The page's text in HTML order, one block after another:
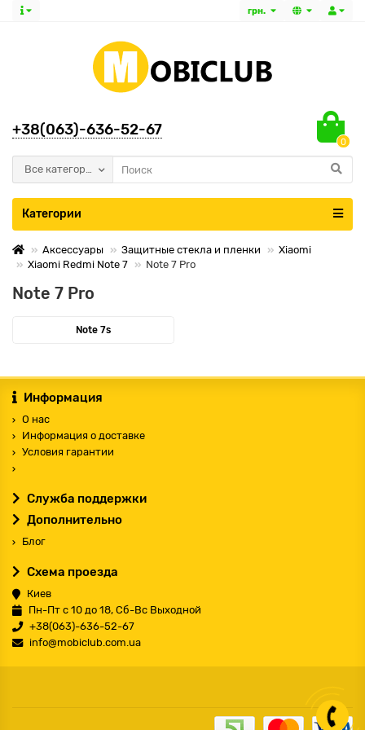
грн.
+38(063)-636-52-67
0
Все категории
Категории
Аксессуары Защитные стекла и пленки
Xiaomi
Xiaomi Redmi Note 7
Note 7 Pro
Note 7 Pro
Note 7s
Информация
О нас
Информация о доставке
Условия гарантии
Служба поддержки
Дополнительно
Блог
Схема проезда
Киев
Пн-Пт с 10 до 18, Сб-Вс Выходной
+38(063)-636-52-67
info@mobiclub.com.ua